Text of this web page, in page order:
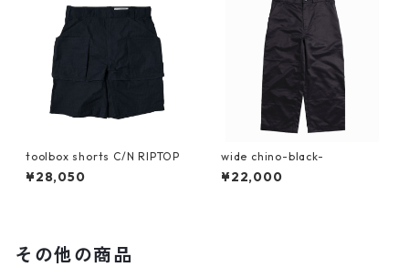
toolbox shorts C/N RIPTOP
¥28,050
wide chino-black-
¥22,000
その他の商品